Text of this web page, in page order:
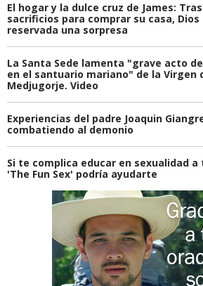
El hogar y la dulce cruz de James:
sacrificios para comprar su casa,
reservada una sorpresa
La Santa Sede lamenta "grave acto
en el santuario mariano" de la Virgen
Medjugorje. Video
Experiencias del padre Joaquin
combatiendo al demonio
Si te complica educar en sexualidad a
'The Fun Sex' podría ayudarte